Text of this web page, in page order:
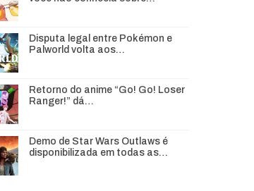
Disputa legal entre Pokémon e
Palworld volta aos…
Retorno do anime “Go! Go! Loser
Ranger!” dá…
Demo de Star Wars Outlaws é
disponibilizada em todas as…